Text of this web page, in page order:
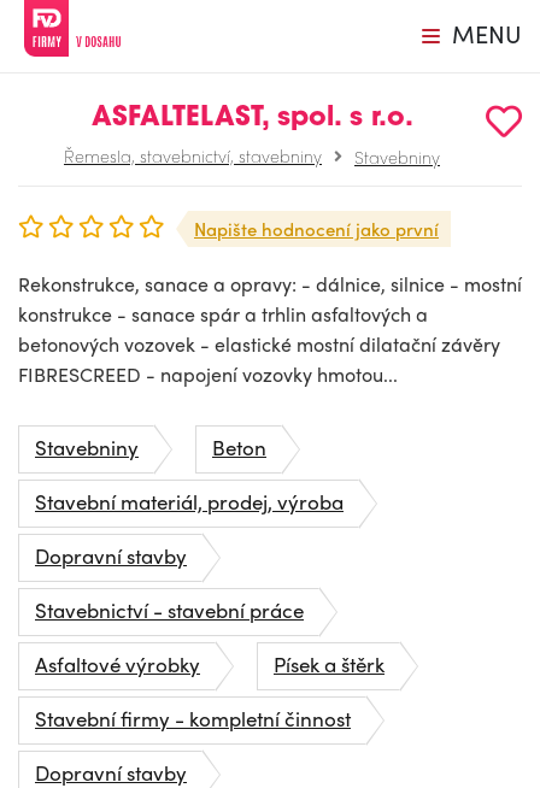
MENU
ASFALTELAST, spol. s r.o.
Řemesla, stavebnictví, stavebniny Stavebniny
Napište hodnocení jako první
Rekonstrukce, sanace a opravy: - dálnice, silnice - mostní
konstrukce - sanace spár a trhlin asfaltových a
betonových vozovek - elastické mostní dilatační závěry
FIBRESCREED - napojení vozovky hmotou...
Stavebniny
Beton
Stavební materiál, prodej, výroba
Dopravní stavby
Stavebnictví - stavební práce
Asfaltové výrobky
Písek a štěrk
Stavební firmy - kompletní činnost
Dopravní stavby